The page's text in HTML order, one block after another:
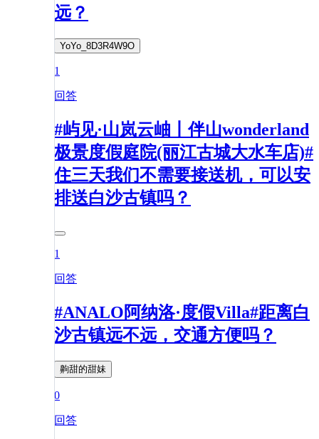
远？
YoYo_8D3R4W9O
1
回答
#屿见·山岚云岫丨伴山wonderland
极景度假庭院(丽江古城大水车店)#
住三天我们不需要接送机，可以安
排送白沙古镇吗？
1
回答
#ANALO阿纳洛·度假Villa#距离白
沙古镇远不远，交通方便吗？
齁甜的甜妹
0
回答